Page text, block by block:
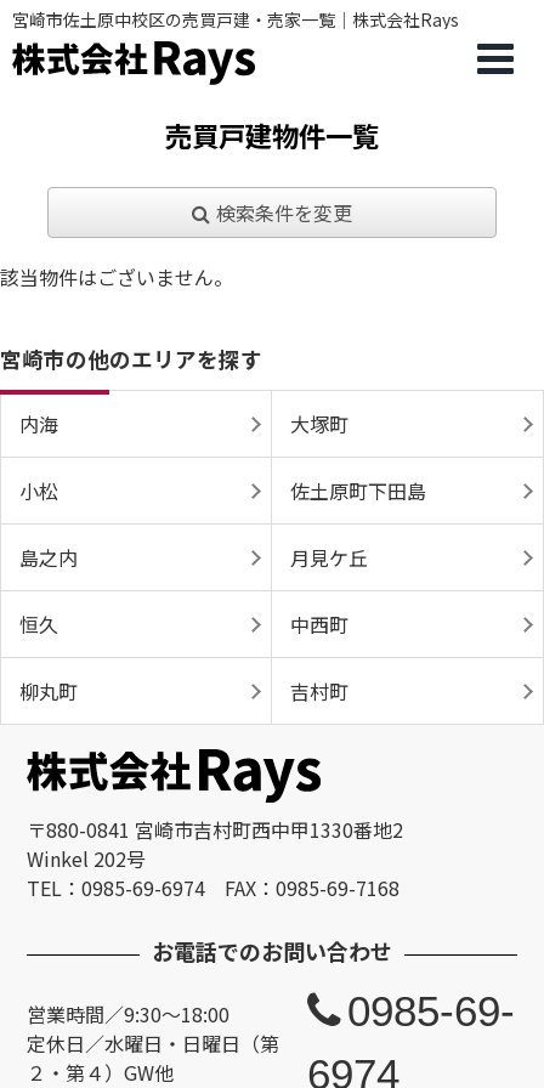
宮崎市佐土原中校区の売買戸建・売家一覧｜株式会社Rays
売買戸建物件一覧
検索条件を変更
該当物件はございません。
宮崎市の他のエリアを探す
内海 大塚町
小松 佐土原町下田島
島之内 月見ケ丘
恒久 中西町
柳丸町 吉村町
〒880-0841 宮崎市吉村町西中甲1330番地2
Winkel 202号
TEL：0985-69-6974 FAX：0985-69-7168
お電話でのお問い合わせ
営業時間／9:30～18:00
定休日／水曜日・日曜日（第
２・第４）GW他
0985-69-
6974